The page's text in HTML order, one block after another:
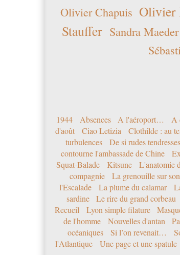
Olivier Chapuis Olivier
Stauffer Sandra Maeder
1944 Absences A l'aéroport… A
d'août
Ciao Letizia Clothilde : au
turbulences
De si rudes tendresses
contourne l'ambassade de Chine
Squat-Balade
Kitsune L'anatomie
compagnie
La grenouille sur
l'Escalade
La plume du calamar
sardine
Le rire du grand corbeau
Recueil
Lyon simple filature
de l'homme
Nouvelles d'antan
océaniques
Si l’on revenait…
l'Atlantique
Une page et une spatule